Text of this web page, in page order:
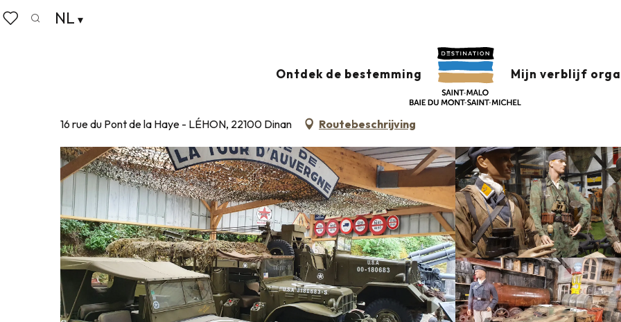
Aller
au
NL
Ontdek de bestemming Mijn verblijf
Home
16 rue du Pont de la Haye - LÉHON, 22100 Dinan Routebeschrijving